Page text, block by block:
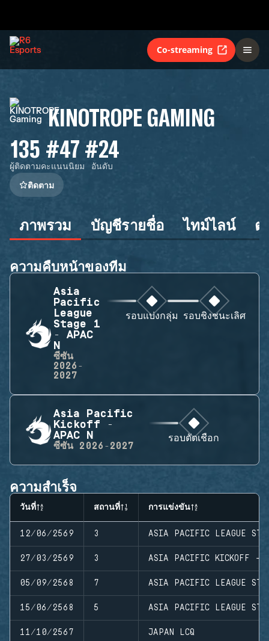
Co-streaming
KINOTROPE GAMING
135
ผู้ติดตาม
#47
คะแนนนิยม
#24
อันดับ
ติดตาม
ภาพรวม บัญชีรายชื่อ ไทม์ไลน์ ต
ความคืบหน้าของทีม
Asia
Pacific
League
Stage 1
- APAC
N
ซีซัน
2026-
2027
รอบแบ่งกลุ่ม รอบชิงชนะเลิศ
Asia Pacific
Kickoff -
APAC N
ซีซัน 2026-2027
รอบตัดเชือก
ความสำเร็จ
วันที่ สถานที่ การแข่งขัน
12/06/2569 3 ASIA PACIFIC LEAGUE
27/03/2569 3 ASIA PACIFIC KICKOFF -
05/09/2568 7 ASIA PACIFIC LEAGUE
15/06/2568 5 ASIA PACIFIC LEAGUE
11/10/2567 JAPAN LCQ